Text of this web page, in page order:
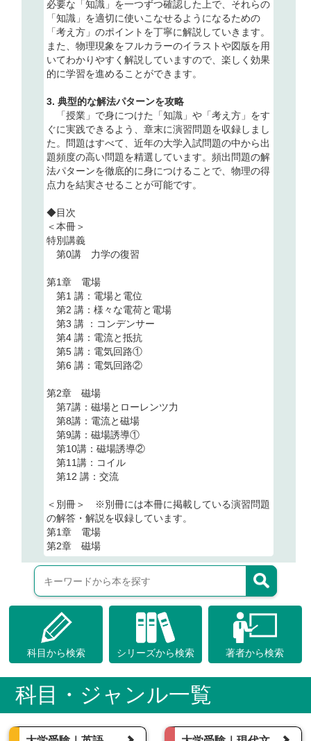
必要な「知識」を一つずつ確認した上で、それらの
「知識」を適切に使いこなせるようになるための
「考え方」のポイントを丁寧に解説していきます。
また、物理現象をフルカラーのイラストや図版を用
いてわかりやすく解説していますので、楽しく効果
的に学習を進めることができます。
3. 典型的な解法パターンを攻略
「授業」で身につけた「知識」や「考え方」をす
ぐに実践できるよう、章末に演習問題を収録しまし
た。問題はすべて、近年の大学入試問題の中から出
題頻度の高い問題を精選しています。頻出問題の解
法パターンを徹底的に身につけることで、物理の得
点力を結実させることが可能です。
◆目次
＜本冊＞
特別講義
第0講 力学の復習
第1章 電場
第1 講：電場と電位
第2 講：様々な電荷と電場
第3 講 ：コンデンサー
第4 講：電流と抵抗
第5 講：電気回路①
第6 講：電気回路②
第2章 磁場
第7講：磁場とローレンツ力
第8講：電流と磁場
第9講：磁場誘導①
第10講：磁場誘導②
第11講：コイル
第12 講：交流
＜別冊＞ ※別冊には本冊に掲載している演習問題
の解答・解説を収録しています。
第1章 電場
第2章 磁場
科目から検索 シリーズから検索 著者から検索
科目・ジャンル一覧